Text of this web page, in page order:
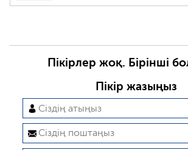
Пікірлер жоқ. Бірінші
Пікір жазыңыз